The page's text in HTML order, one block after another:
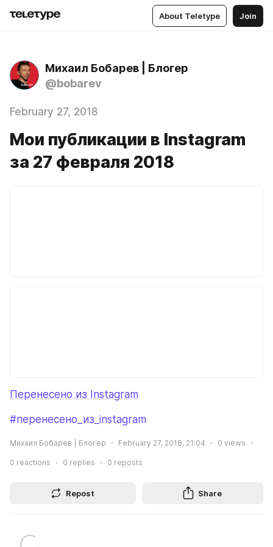
About Teletype Join
Михаил Бобарев | Блогер
@bobarev
February 27, 2018
Мои публикации в Instagram
за 27 февраля 2018
Перенесено из Instagram
#перенесено_из_instagram
Михаил Бобарев | Блогер February 27, 2018, 21:04 0 views
0 reactions 0 replies 0 reposts
Repost Share